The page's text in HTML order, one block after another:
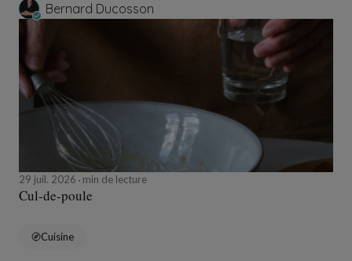
Bernard Ducosson
29 juil. 2026 min de lecture
Cul-de-poule
Cuisine